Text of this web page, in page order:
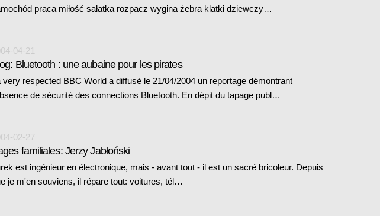
praca miłość sałatka rozpacz wygina żebra klatki dziewczy…
04-21
Bluetooth : une aubaine pour les pirates
very respected BBC World a diffusé le 21/04/2004 un reportage démontrant
de sécurité des connections Bluetooth. En dépit du tapage publ…
02-27
familiales: Jerzy Jabłoński
est ingénieur en électronique, mais - avant tout - il est un sacré bricoleur. Depuis
je m'en souviens, il répare tout: voitures, tél…